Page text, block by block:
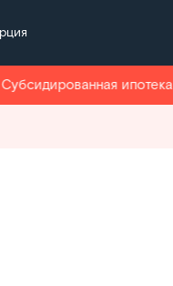
ипотека